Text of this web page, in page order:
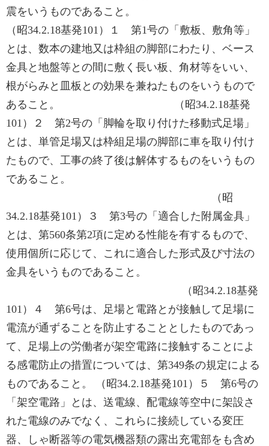
震をいうものであること。
（昭34.2.18基発101）１ 第1号の「敷板、敷角等」
とは、数本の建地又は枠組の脚部にわたり、ベース
金具と地盤等との間に敷く長い板、角材等をいい、
根がらみと皿板との効果を兼ねたものをいうもので
あること。 （昭34.2.18基発
101）２ 第2号の「脚輪を取り付けた移動式足場」
とは、単管足場又は枠組足場の脚部に車を取り付け
たもので、工事の終了後は解体するものをいうもの
であること。
（昭
34.2.18基発101）３ 第3号の「適合した附属金具」
とは、第560条第2項に定める性能を有するもので、
使用個所に応じて、これに適合した形式及び寸法の
金具をいうものであること。
（昭34.2.18基発
101）４ 第6号は、足場と電路とが接触して足場に
電流が通ずることを防止することとしたものであっ
て、足場上の労働者が架空電路に接触することによ
る感電防止の措置については、第349条の規定による
ものであること。 （昭34.2.18基発101）５ 第6号の
「架空電路」とは、送電線、配電線等空中に架設さ
れた電線のみでなく、これらに接続している変圧
器、しゃ断器等の電気機器類の露出充電部をも含め